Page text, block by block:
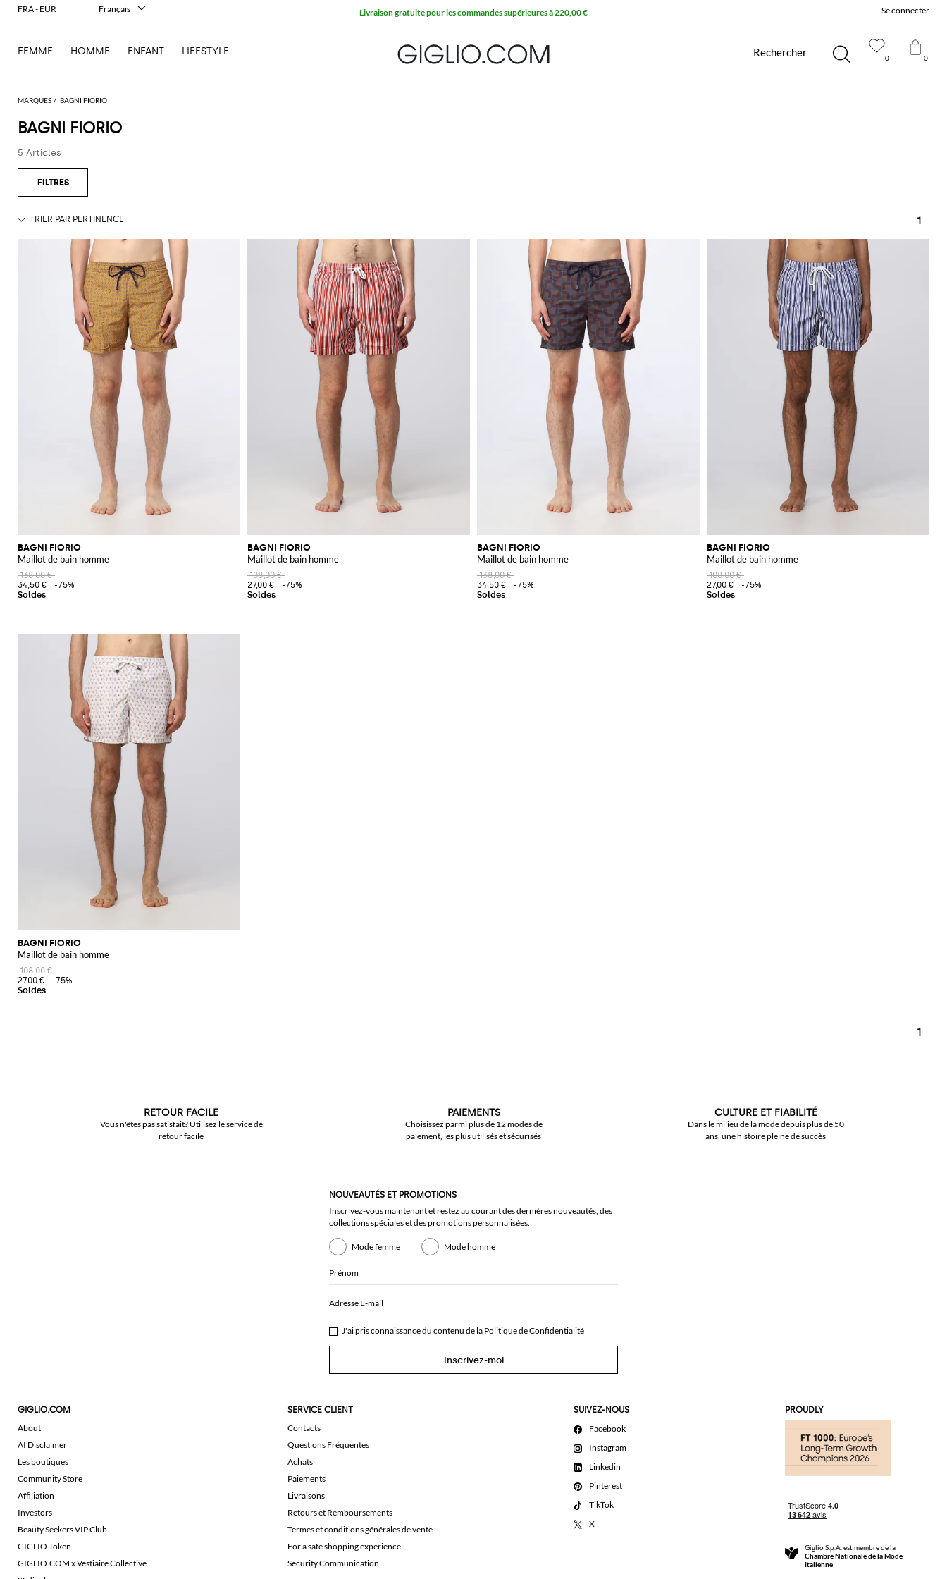
MARQUES BAGNI FIORIO
BAGNI FIORIO
5 Articles
1
BAGNI FIORIO
Maillot de bain homme
138,00 €
34,50 €
-75%
BAGNI FIORIO
Maillot de bain homme
108,00 €
27,00 €
-75%
BAGNI FIORIO
Maillot de bain homme
138,00 €
34,50 €
-75%
BAGNI FIORIO
Maillot de bain homme
108,00 €
27,00 €
-75%
BAGNI FIORIO
Maillot de bain homme
108,00 €
27,00 €
-75%
1
0 0
Rechercher
Se connecter
FEMME HOMME ENFANT LIFESTYLE
Livraison gratuite pour les commandes supérieures à 220,00 €
FRA - EUR
Français
Deutsch
日本語
Русский
RETOUR FACILE
Vous n'êtes pas satisfait? Utilisez le service de
retour facile
PAIEMENTS
Choisissez parmi plus de 12 modes de
paiement, les plus utilisés et sécurisés
CULTURE ET FIABILITÉ
Dans le milieu de la mode depuis plus de 50
ans, une histoire pleine de succès
NOUVEAUTÉS ET PROMOTIONS
Inscrivez-vous maintenant et restez au courant des dernières nouveautés, des
collections spéciales et des promotions personnalisées.
Mode femme Mode homme
Prénom
Adresse E-mail
J'ai pris connaissance du contenu de la Politique de Confidentialité
Inscrivez-moi
GIGLIO.COM
About
AI Disclaimer
Les boutiques
Community Store
Affiliation
Investors
Beauty Seekers VIP Club
GIGLIO Token
GIGLIO.COM x Vestiaire Collective
SERVICE CLIENT
Contacts
Questions Fréquentes
Achats
Paiements
Livraisons
Retours et Remboursements
Termes et conditions générales de vente
For a safe shopping experience
Security Communication
SUIVEZ-NOUS
Facebook
Instagram
Linkedin
Pinterest
TikTok
X
PROUDLY
Giglio S.p.A. est membre de la
Chambre Nationale de la Mode
Italienne